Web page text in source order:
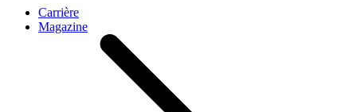
Carrière
Magazine